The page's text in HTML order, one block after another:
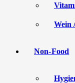
Wein
Non-Food